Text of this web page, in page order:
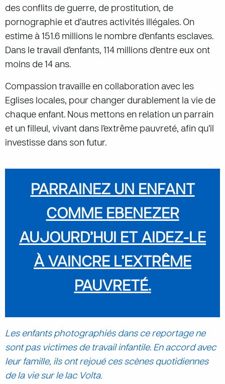
des conflits de guerre, de prostitution, de
pornographie et d’autres activités illégales. On
estime à 151.6 millions le nombre d’enfants esclaves.
Dans le travail d’enfants, 114 millions d’entre eux ont
moins de 14 ans.
Compassion travaille en collaboration avec les
Eglises locales, pour changer durablement la vie de
chaque enfant. Nous mettons en relation un parrain
et un filleul, vivant dans l’extrême pauvreté, afin qu’il
investisse dans son futur.
PARRAINEZ UN ENFANT
COMME EBENEZER
AUJOURD’HUI ET AIDEZ-LE
À VAINCRE L’EXTRÊME
PAUVRETÉ.
Les enfants photographiés dans ce reportage ne
sont pas victimes de travail infantile. En accord avec
leur famille, ils ont rejoué ces scènes quotidiennes
de la vie sur le lac Volta.